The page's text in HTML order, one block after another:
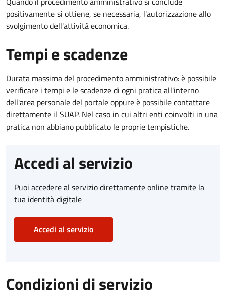
positivamente si ottiene, se necessaria, l'autorizzazione allo
svolgimento dell'attività economica.
Tempi e scadenze
Durata massima del procedimento amministrativo: è possibile
verificare i tempi e le scadenze di ogni pratica all'interno
dell'area personale del portale oppure è possibile contattare
direttamente il SUAP. Nel caso in cui altri enti coinvolti in una
pratica non abbiano pubblicato le proprie tempistiche.
Accedi al servizio
Puoi accedere al servizio direttamente online tramite la
tua identità digitale
Accedi al servizio
Condizioni di servizio